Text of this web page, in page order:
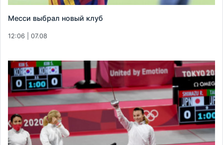
Месси выбрал новый клуб
12:06 | 07.08